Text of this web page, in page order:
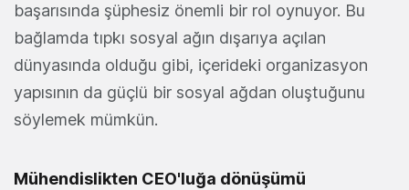
başarısında şüphesiz önemli bir rol oynuyor. Bu
bağlamda tıpkı sosyal ağın dışarıya açılan
dünyasında olduğu gibi, içerideki organizasyon
yapısının da güçlü bir sosyal ağdan oluştuğunu
söylemek mümkün.
Mühendislikten CEO'luğa dönüşümü